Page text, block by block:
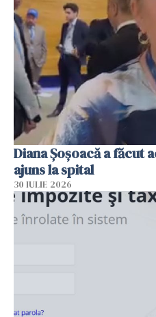
Diana Șoșoacă a făcut
ajuns la spital
30 IULIE 2026